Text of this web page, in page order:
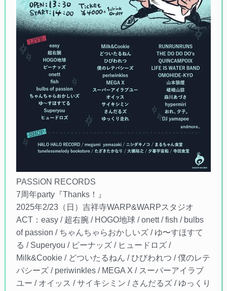
PASSiON RECORDS
7周年party『Thanks！』
2025年2/23（日）吉祥寺WARP&WARPスタジオ
ACT：easy / 超右腕 / HOGO地球 / onett / fish / bulbs
of passion / ちゃんちゃらおかしいズ / ゆ〜すほすて
る / Superyou / ピーナッズ / ヒュードロズ /
Milk&Cookie / どついたるねん / ひびわれつ / 僕のレテ
パシーズ / periwinkles / MEGA X / スーパーアイラブ
ユー / オイッス / サイキシミン / さんだるズ / ゆっくり